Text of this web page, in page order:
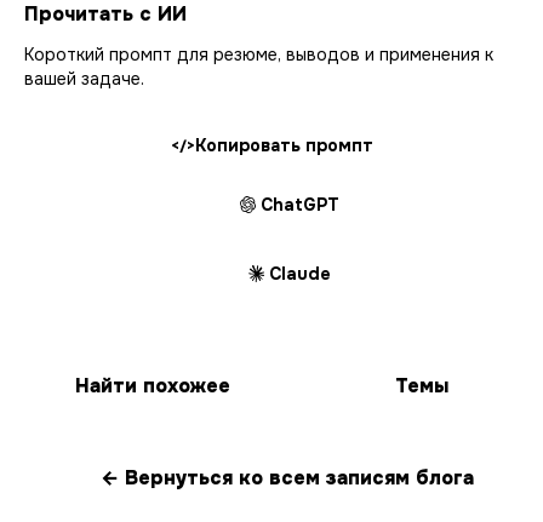
Прочитать с ИИ
Короткий промпт для резюме, выводов и применения к
вашей задаче.
</> Копировать промпт
ChatGPT
Claude
Найти похожее Темы
← Вернуться ко всем записям блога